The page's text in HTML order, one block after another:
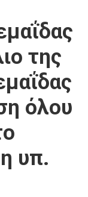
της
όλου
υπ.